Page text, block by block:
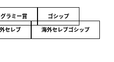
グラミー賞
ゴシップ
セレブ
海外セレブゴシップ